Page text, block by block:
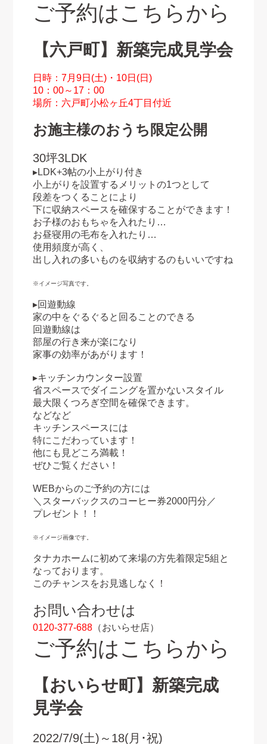
ご予約はこちらから
【六戸町】新築完成見学会
日時：7月9日(土)・10日(日)
10：00～17：00
場所：六戸町小松ヶ丘4丁目付近
お施主様のおうち限定公開
30坪3LDK
▸LDK+3帖の小上がり付き
小上がりを設置するメリットの1つとして
段差をつくることにより
下に収納スペースを確保することができます！
お子様のおもちゃを入れたり…
お昼寝用の毛布を入れたり…
使用頻度が高く、
出し入れの多いものを収納するのもいいですね
※イメージ写真です。
▸回遊動線
家の中をぐるぐると回ることのできる
回遊動線は
部屋の行き来が楽になり
家事の効率があがります！
▸キッチンカウンター設置
省スペースでダイニングを置かないスタイル
最大限くつろぎ空間を確保できます。
などなど
キッチンスペースには
特にこだわっています！
他にも見どころ満載！
ぜひご覧ください！
WEBからのご予約の方には
＼スターバックスのコーヒー券2000円分／
プレゼント！！
※イメージ画像です。
タナカホームに初めて来場の方先着限定5組と
なっております。
このチャンスをお見逃しなく！
お問い合わせは
0120-377-688（おいらせ店）
ご予約はこちらから
【おいらせ町】新築完成
見学会
2022/7/9(土)～18(月･祝)